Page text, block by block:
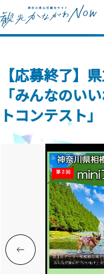
【応募終了】
「みんなのい
トコンテスト」